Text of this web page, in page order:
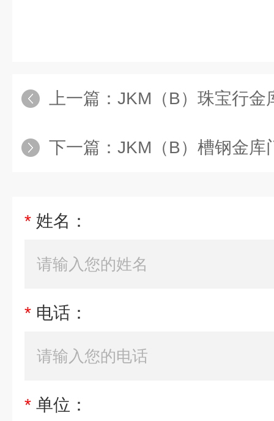
上一篇： JKM（B）珠宝行金
下一篇： JKM（B）槽钢金库
* 姓名：
* 电话：
* 单位：